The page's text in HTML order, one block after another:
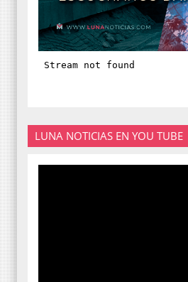
LUNA NOTICIAS EN YOU TUBE